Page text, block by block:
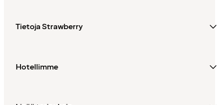
Tietoja Strawberry
Hotellimme